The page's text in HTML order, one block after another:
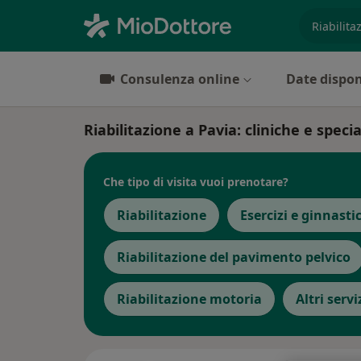
Consulenza online Date
Riabilitazione a Pavia: cliniche e
Che tipo di visita vuoi prenotare?
Riabilitazione Esercizi e
Riabilitazione del pavimento pelvico
Riabilitazione motoria Altri